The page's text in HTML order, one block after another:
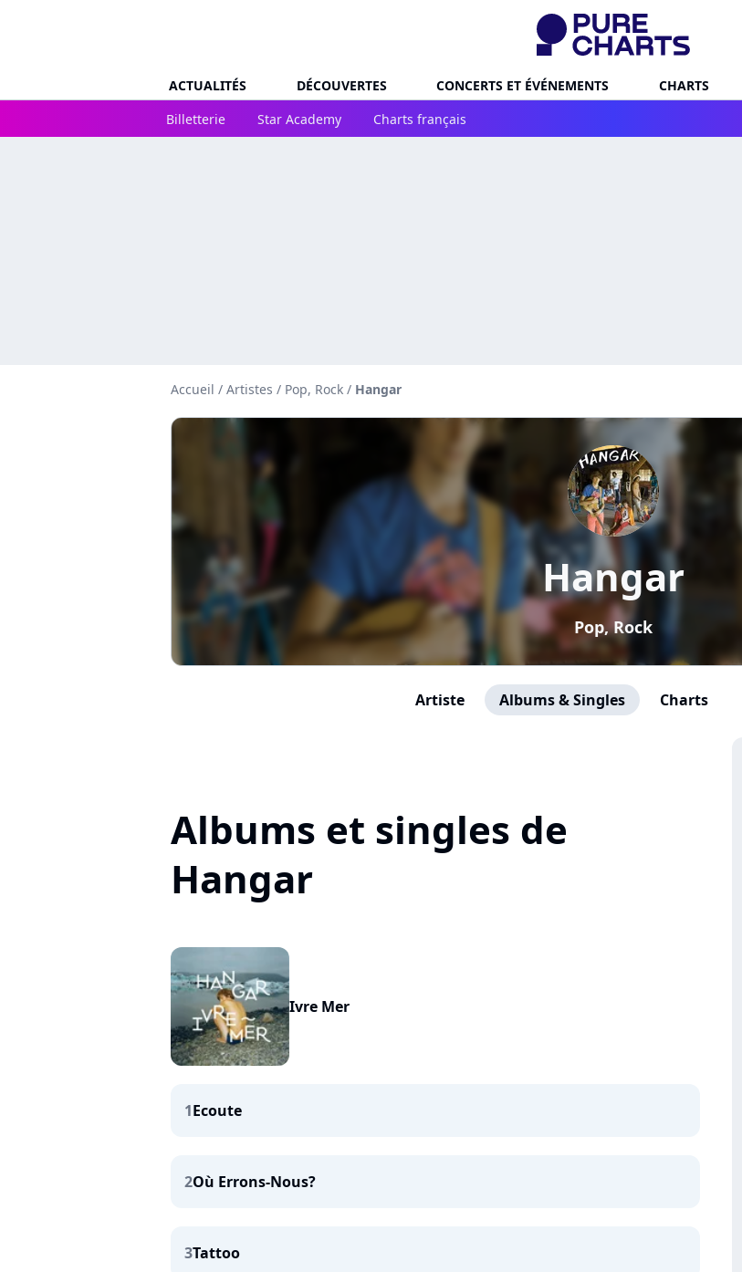
ACTUALITÉS DÉCOUVERTES CONCERTS ET ÉVÉNEMENTS CHARTS
Billetterie
Star Academy Charts français
Accueil / Artistes / Pop, Rock / Hangar
Hangar
Pop, Rock
Artiste Albums & Singles Charts
Albums et singles de
Hangar
Ivre Mer
1Ecoute
2Où Errons-Nous?
3Tattoo